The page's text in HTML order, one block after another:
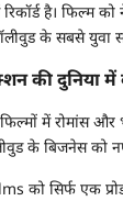
है। फिल्म
के सबसे युवा
की दुनिया में
में रोमांस और
के बिजनेस को
को सिर्फ एक